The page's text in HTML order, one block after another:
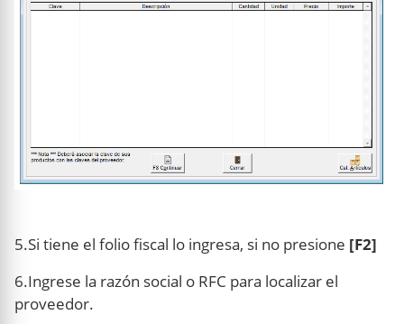
5.Si tiene el folio fiscal lo ingresa, si no presione [F2]
6.Ingrese la razón social o RFC para localizar el
proveedor.